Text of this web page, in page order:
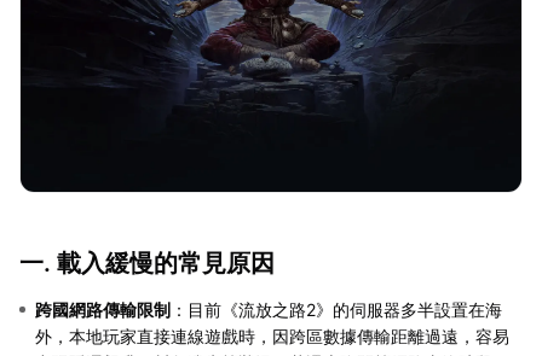
一. 載入緩慢的常見原因
跨國網路傳輸限制 ：目前《流放之路2》的伺服器多半設置在海
外，本地玩家直接連線遊戲時，因跨區數據傳輸距離過遠，容易